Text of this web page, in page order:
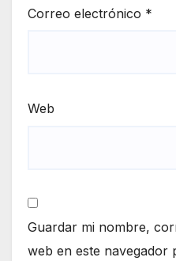
Correo electrónico *
Web
Guardar mi nombre,
web en este navegador